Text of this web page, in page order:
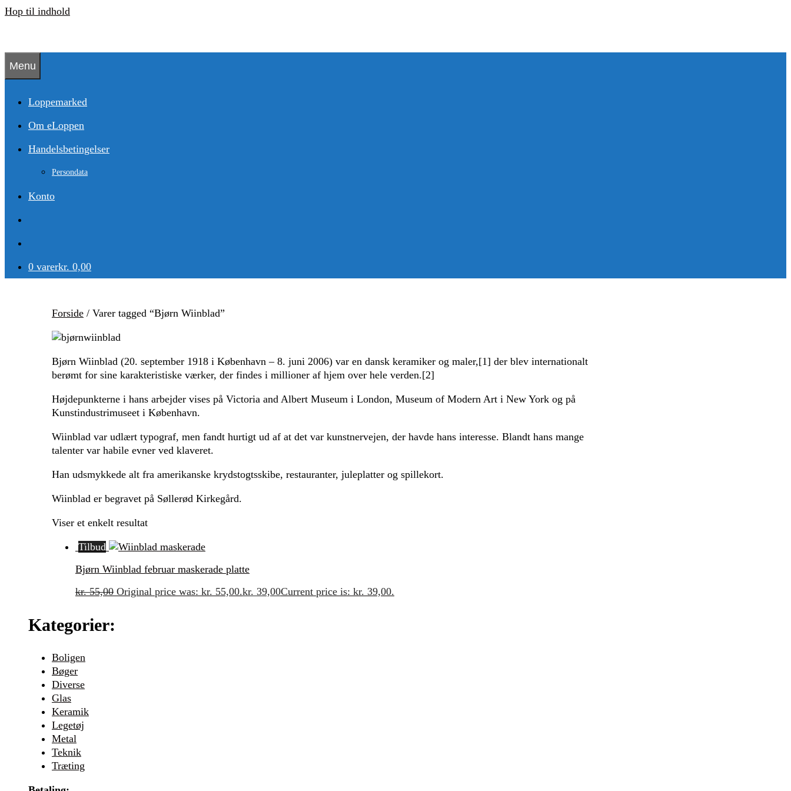
Hop til indhold
Menu
Loppemarked
Om eLoppen
Handelsbetingelser
Persondata
Konto
0 varerkr. 0,00
Forside / Varer tagged “Bjørn Wiinblad”
Bjørn Wiinblad (20. september 1918 i København – 8. juni 2006) var en dansk keramiker og maler,[1] der blev internationalt
berømt for sine karakteristiske værker, der findes i millioner af hjem over hele verden.[2]
Højdepunkterne i hans arbejder vises på Victoria and Albert Museum i London, Museum of Modern Art i New York og på
Kunstindustrimuseet i København.
Wiinblad var udlært typograf, men fandt hurtigt ud af at det var kunstnervejen, der havde hans interesse. Blandt hans mange
talenter var habile evner ved klaveret.
Han udsmykkede alt fra amerikanske krydstogtsskibe, restauranter, juleplatter og spillekort.
Wiinblad er begravet på Søllerød Kirkegård.
Viser et enkelt resultat
Tilbud
Bjørn Wiinblad februar maskerade platte
kr.55,00 Original price was: kr. 55,00.kr. 39,00Current price is: kr. 39,00.
Kategorier:
Boligen
Bøger
Diverse
Glas
Keramik
Legetøj
Metal
Teknik
Træting